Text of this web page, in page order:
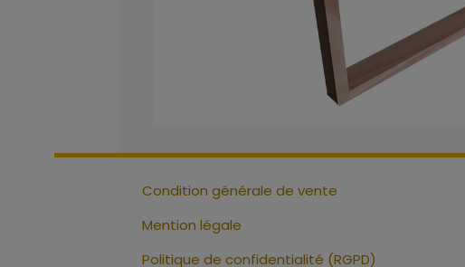
Condition générale de vente
Mention légale
Politique de confidentialité (RGPD)